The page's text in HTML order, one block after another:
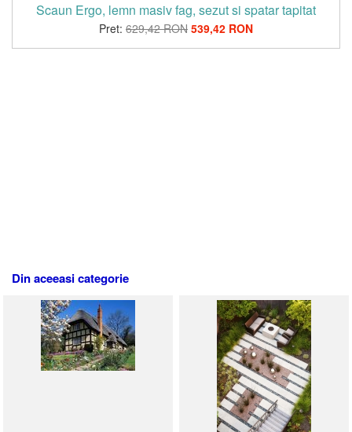
Scaun Ergo, lemn masiv fag, sezut si spatar tapitat
Pret: 629,42 RON 539,42 RON
Din aceeasi categorie